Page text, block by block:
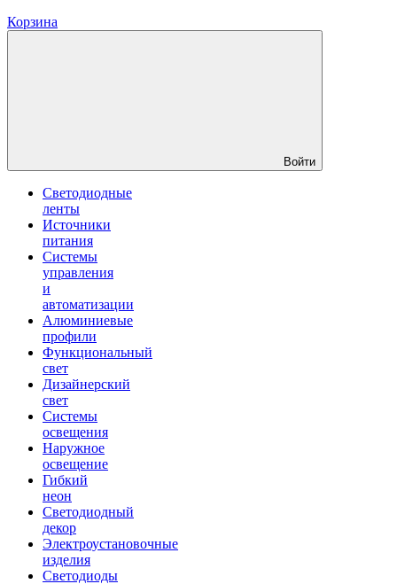
Корзина
Войти
Светодиодные
ленты
Источники
питания
Системы
управления
и
автоматизации
Алюминиевые
профили
Функциональный
свет
Дизайнерский
свет
Системы
освещения
Наружное
освещение
Гибкий
неон
Светодиодный
декор
Электроустановочные
изделия
Светодиоды